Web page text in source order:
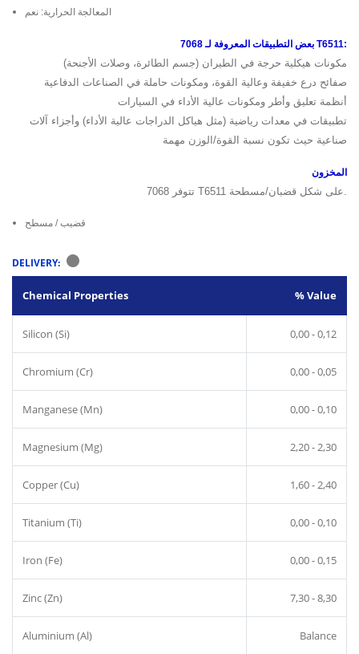
المعالجة الحرارية: نعم
بعض التطبيقات المعروفة لـ 7068 T6511:
مكونات هيكلية حرجة في الطيران (جسم الطائرة، وصلات الأجنحة)
صفائح درع خفيفة وعالية القوة، ومكونات حاملة في الصناعات الدفاعية
أنظمة تعليق وأطر ومكونات عالية الأداء في السيارات
تطبيقات في معدات رياضية (مثل هياكل الدراجات عالية الأداء) وأجزاء آلات
صناعية حيث تكون نسبة القوة/الوزن مهمة
المخزون
قضيب / مسطح
DELIVERY:
Chemical Properties % Value
Silicon (Si) 0,00 - 0,12
Chromium (Cr) 0,00 - 0,05
Manganese (Mn) 0,00 - 0,10
Magnesium (Mg) 2,20 - 2,30
Copper (Cu) 1,60 - 2,40
Titanium (Ti) 0,00 - 0,10
Iron (Fe) 0,00 - 0,15
Zinc (Zn) 7,30 - 8,30
Aluminium (Al) Balance